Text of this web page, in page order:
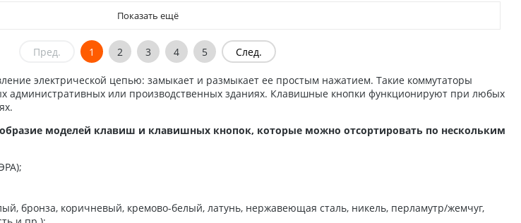
Показать ещё
Пред. 1 2 3 4 5 След.
электрической цепью: замыкает и размыкает ее простым нажатием. Такие коммутаторы
административных или производственных зданиях. Клавишные кнопки функционируют при любых
моделей клавиш и клавишных кнопок, которые можно отсортировать по нескольким
бронза, коричневый, кремово-белый, латунь, нержавеющая сталь, никель, перламутр/жемчуг,